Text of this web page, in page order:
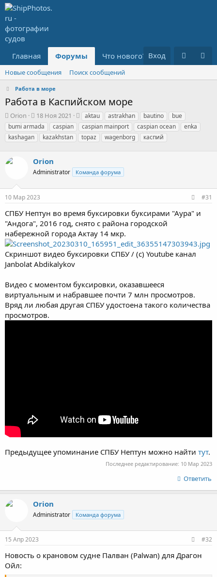
Главная Форумы Что нового? Медиа
Вход
Новые сообщения Поиск сообщений
Работа в море
Работа в Каспийском море
А
в
т
о
т
Orion
Д
а
т
а
а
ч
а
а
18 Ноя 2021
Т
е
г
и
aktau astrakhan bautino
bue
bumi armada
caspian caspian mainport caspian ocean
enka
kashagan
kazakhstan topaz wagenborg каспий
Orion
Administrator Команда форума
10 Мар 2023 #31
СПБУ Нептун во время буксировки буксирами "Аура" и
"Андога", 2016 год, снято с района городской
набережной города Актау 14 мкр.
Скриншот видео буксировки СПБУ / (с) Youtube канал
Janbolat Abdikalykov
Видео с моментом буксировки, оказавшееся
виртуальным и набравшее почти 7 млн просмотров.
Вряд ли любая другая СПБУ удостоена такого количества
просмотров.
Предыдущее упоминание СПБУ Нептун можно найти тут.
Последнее редактирование: 10 Мар 2023
Ответить
Orion
Administrator Команда форума
15 Апр 2023 #32
Новость о крановом судне Палван (Palwan) для Драгон
Ойл: